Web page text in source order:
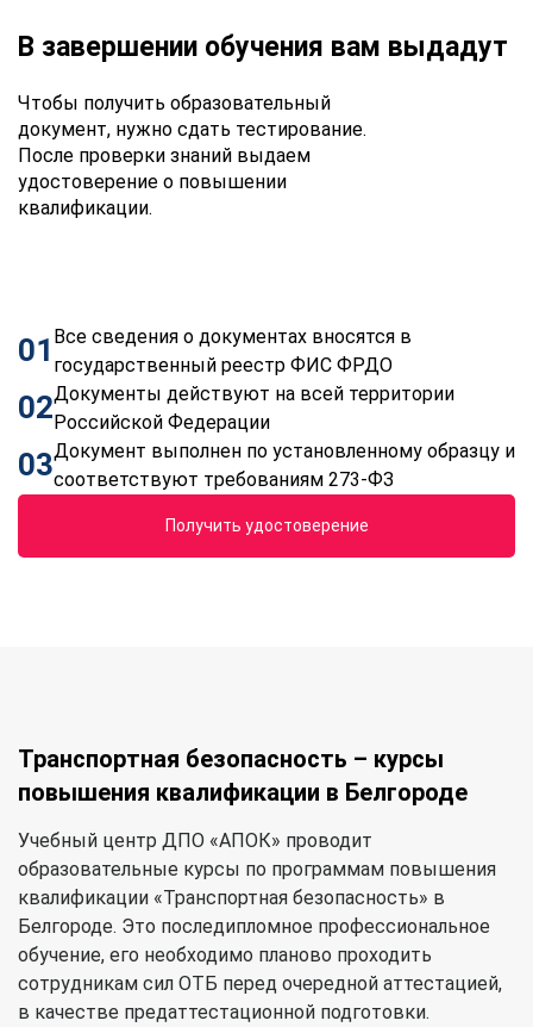
В завершении обучения вам выдадут
Чтобы получить образовательный
документ, нужно сдать тестирование.
После проверки знаний выдаем
удостоверение о повышении
квалификации.
01 Все сведения о документах вносятся в
государственный реестр ФИС ФРДО
02Документы действуют на всей территории
Российской Федерации
03Документ выполнен по установленному образцу и
соответствуют требованиям 273-ФЗ
Получить удостоверение
Транспортная безопасность – курсы
повышения квалификации в Белгороде
Учебный центр ДПО «АПОК» проводит
образовательные курсы по программам повышения
квалификации «Транспортная безопасность» в
Белгороде. Это последипломное профессиональное
обучение, его необходимо планово проходить
сотрудникам сил ОТБ перед очередной аттестацией,
в качестве предаттестационной подготовки.